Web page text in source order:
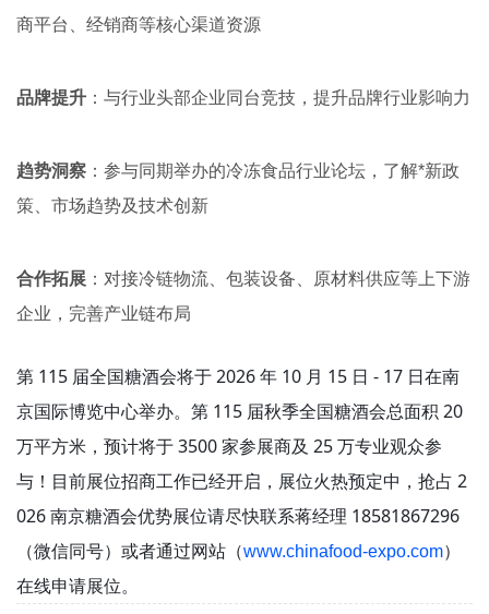
商平台、经销商等核心渠道资源
品牌提升 ：与行业头部企业同台竞技，提升品牌行业影响力
趋势洞察 ：参与同期举办的冷冻食品行业论坛，了解*新政
策、市场趋势及技术创新
合作拓展 ：对接冷链物流、包装设备、原材料供应等上下游
企业，完善产业链布局
第 115 届全国糖酒会将于 2026 年 10 月 15 日 - 17 日在南
京国际博览中心举办。第 115 届秋季全国糖酒会总面积 20
万平方米，预计将于 3500 家参展商及 25 万专业观众参
与！目前展位招商工作已经开启，展位火热预定中，抢占 2
026南京糖酒会优势展位请尽快联系蒋经理 18581867296
（微信同号）或者通过网站（www.chinafood-expo.com）
在线申请展位。